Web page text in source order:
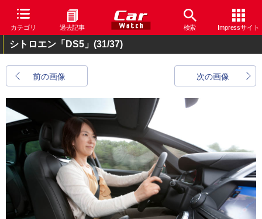
カテゴリ 過去記事 検索 Impressサイト
シトロエン「DS5」 (31/37)
前の画像 次の画像